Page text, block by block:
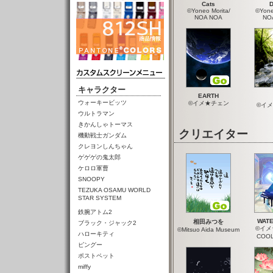
Cats
©Yoneo Morita/
NOA NOA
EARTH
©イメ★チェン
©イ
クリエイター
相田みつを
©Mitsuo Aida Museum
©イ
キャラクター
ウォーキービッツ
ウルトラマン
きかんしゃトーマス
機動戦士ガンダム
クレヨンしんちゃん
ゲゲゲの鬼太郎
ケロロ軍曹
SNOOPY
TEZUKA OSAMU WORLD
STAR SYSTEM
鉄腕アトム2
ブラック・ジャック2
ハローキティ
ピングー
ポストペット
miffy